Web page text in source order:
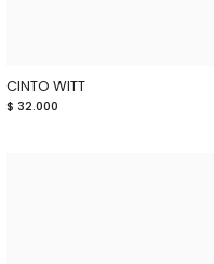
CINTO WITT
$ 32.000